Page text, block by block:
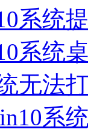
系统
系统
无法
系